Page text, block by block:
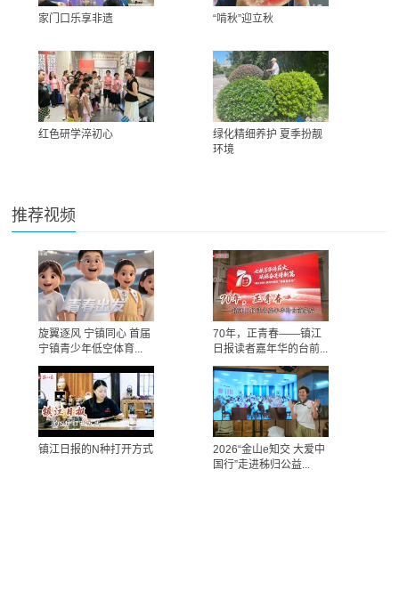
家门口乐享非遗 “啃秋”迎立秋
红色研学淬初心
绿化精细养护 夏季扮靓
环境
推荐视频
旋翼逐风 宁镇同心 首届
宁镇青少年低空体育...
70年，正青春——镇江
日报读者嘉年华的台前...
镇江日报的N种打开方式
2026“金山e知交 大爱中
国行”走进秭归公益...